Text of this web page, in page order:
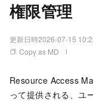
権限管理
更新日時2026-07-15
Copy as MD
Resource Access
って提供される、ユ